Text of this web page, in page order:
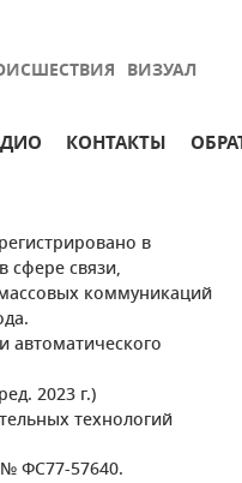
ВИЗУАЛ
КОНТАКТЫ
в
сфере связи,
коммуникаций
автоматического
2023 г.)
технологий
ФС77-57640.